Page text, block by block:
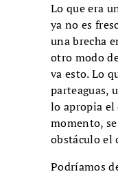
Lo que era
ya no es
una brecha
otro modo
va esto. Lo
parteaguas,
lo apropia el
momento,
obstáculo el
Podríamos